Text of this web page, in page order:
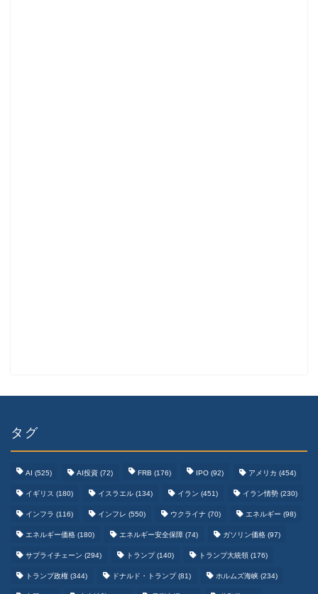
タグ
AI (525) AI投資 (72) FRB (176) IPO (92) アメリカ (454)
イギリス (180) イスラエル (134) イラン (451) イラン情勢 (230)
インフラ (116) インフレ (550) ウクライナ (70) エネルギー (98)
エネルギー価格 (180) エネルギー安全保障 (74) ガソリン価格 (97)
サプライチェーン (294) トランプ(140) トランプ大統領 (176)
トランプ政権 (344) ドナルド・トランプ(81) ホルムズ海峡 (234)